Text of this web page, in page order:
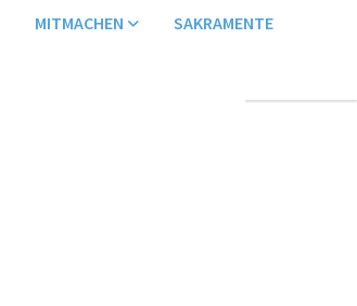
MITMACHEN SAKRAMENTE